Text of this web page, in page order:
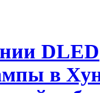
DLED
в